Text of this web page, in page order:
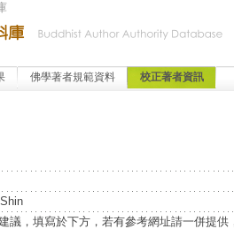
佛學著者規範資料 校正著者資訊
議，填寫於下方，若有參考網址請一併提供